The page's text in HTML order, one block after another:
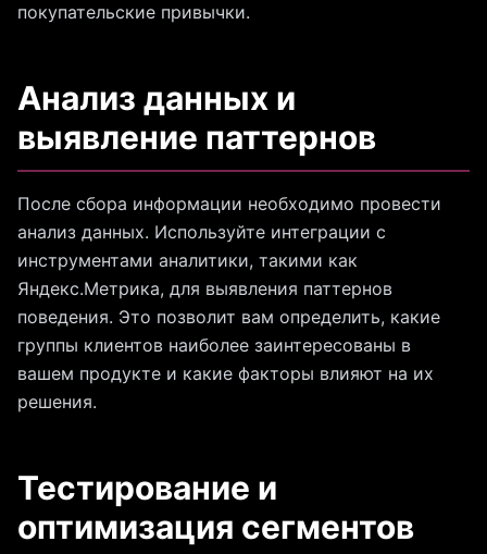
покупательские привычки.
Анализ данных и
выявление паттернов
После сбора информации необходимо провести
анализ данных. Используйте интеграции с
инструментами аналитики, такими как
Яндекс.Метрика, для выявления паттернов
поведения. Это позволит вам определить, какие
группы клиентов наиболее заинтересованы в
вашем продукте и какие факторы влияют на их
решения.
Тестирование и
оптимизация сегментов